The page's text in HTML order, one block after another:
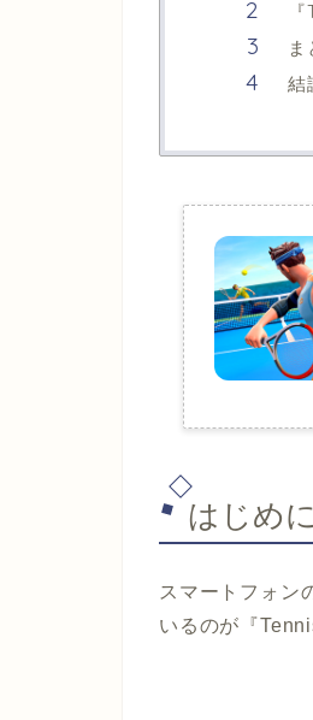
ま
結
はじめに
スマートフォン
いるのが『